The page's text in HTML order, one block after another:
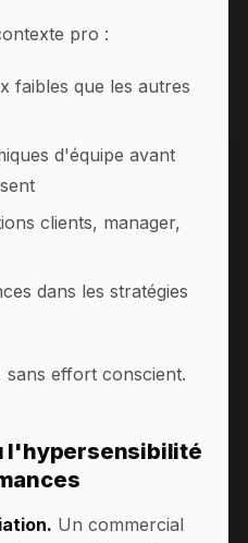
pro :
faibles que les autres
d'équipe avant
clients, manager,
dans les stratégies
sans effort conscient.
l'hypersensibilité
Un commercial